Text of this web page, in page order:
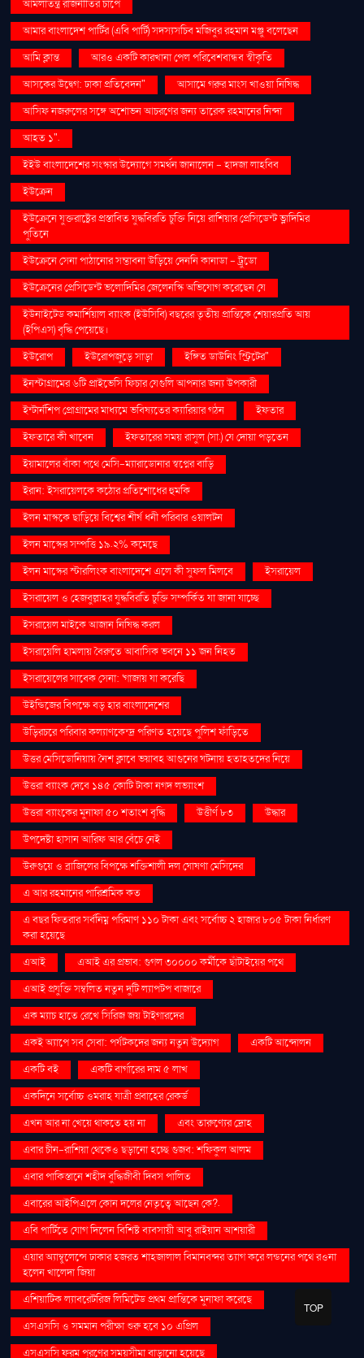
আমলাতন্ত্র রাজনীতির চাপে
আমার বাংলাদেশ পার্টির (এবি পার্টি) সদস্যসচিব মজিবুর রহমান মঞ্জু বলেছেন
আমি ক্লান্ত
আরও একটি কারখানা পেল পরিবেশবান্ধব স্বীকৃতি
আসকের উদ্বেগ: ঢাকা প্রতিবেদন"
আসামে গরুর মাংস খাওয়া নিষিদ্ধ
আসিফ নজরুলের সঙ্গে অশোভন আচরণের জন্য তারেক রহমানের নিন্দা
আহত ১".
ইইউ বাংলাদেশের সংস্কার উদ্যোগে সমর্থন জানালেন - হাদজা লাহবিব
ইউক্রেন
ইউক্রেনে যুক্তরাষ্ট্রের প্রস্তাবিত যুদ্ধবিরতি চুক্তি নিয়ে রাশিয়ার প্রেসিডেন্ট ভ্লাদিমির
পুতিনে
ইউক্রেনে সেনা পাঠানোর সম্ভাবনা উড়িয়ে দেননি কানাডা - ট্রুডো
ইউক্রেনের প্রেসিডেন্ট ভলোদিমির জেলেনস্কি অভিযোগ করেছেন যে
ইউনাইটেড কমার্শিয়াল ব্যাংক (ইউসিবি) বছরের তৃতীয় প্রান্তিকে শেয়ারপ্রতি আয়
(ইপিএস) বৃদ্ধি পেয়েছে।
ইউরোপ
ইউরোপজুড়ে সাড়া
ইঙ্গিত ডাউনিং স্ট্রিটের"
ইনস্টাগ্রামের ৬টি প্রাইভেসি ফিচার যেগুলি আপনার জন্য উপকারী
ইন্টার্নশিপ প্রোগ্রামের মাধ্যমে ভবিষ্যতের ক্যারিয়ার গঠন
ইফতার
ইফতারে কী খাবেন
ইফতারের সময় রাসুল (সা.) যে দোয়া পড়তেন
ইয়ামালের বাঁকা পথে মেসি-ম্যারাডোনার স্বপ্নের বাড়ি
ইরান: ইসরায়েলকে কঠোর প্রতিশোধের হুমকি
ইলন মাস্ককে ছাড়িয়ে বিশ্বের শীর্ষ ধনী পরিবার ওয়ালটন
ইলন মাস্কের সম্পত্তি ১৯.২% কমেছে
ইলন মাস্কের স্টারলিংক বাংলাদেশে এলে কী সুফল মিলবে
ইসরায়েল
ইসরায়েল ও হেজবুল্লাহর যুদ্ধবিরতি চুক্তি সম্পর্কিত যা জানা যাচ্ছে
ইসরায়েল মাইকে আজান নিষিদ্ধ করল
ইসরায়েলি হামলায় বৈরুতে আবাসিক ভবনে ১১ জন নিহত
ইসরায়েলের সাবেক সেনা: 'গাজায় যা করেছি
উইন্ডিজের বিপক্ষে বড় হার বাংলাদেশের
উড়িরচরে পরিবার কল্যাণকেন্দ্র পরিণত হয়েছে পুলিশ ফাঁড়িতে
উত্তর মেসিডোনিয়ায় নৈশ ক্লাবে ভয়াবহ আগুনের ঘটনায় হতাহতদের নিয়ে
উত্তরা ব্যাংক দেবে ১৪৫ কোটি টাকা নগদ লভ্যাংশ
উত্তরা ব্যাংকের মুনাফা ৫০ শতাংশ বৃদ্ধি
উত্তীর্ণ ৮৩
উদ্ধার
উপদেষ্টা হাসান আরিফ আর বেঁচে নেই
উরুগুয়ে ও ব্রাজিলের বিপক্ষে শক্তিশালী দল ঘোষণা মেসিদের
এ আর রহমানের পারিশ্রমিক কত
এ বছর ফিতরার সর্বনিম্ন পরিমাণ ১১০ টাকা এবং সর্বোচ্চ ২ হাজার ৮০৫ টাকা নির্ধারণ
করা হয়েছে
এআই
এআই এর প্রভাব: গুগল ৩০০০০ কর্মীকে ছাঁটাইয়ের পথে
এআই প্রযুক্তি সম্বলিত নতুন দুটি ল্যাপটপ বাজারে
এক ম্যাচ হাতে রেখে সিরিজ জয় টাইগারদের
একই অ্যাপে সব সেবা: পর্যটকদের জন্য নতুন উদ্যোগ
একটি আন্দোলন
একটি বই
একটি বার্গারের দাম ৫ লাখ
একদিনে সর্বোচ্চ ওমরাহ যাত্রী প্রবাহের রেকর্ড
এখন আর না খেয়ে থাকতে হয় না
এবং তারুণ্যের দ্রোহ
এবার চীন-রাশিয়া থেকেও ছড়ানো হচ্ছে গুজব: শফিকুল আলম
এবার পাকিস্তানে শহীদ বুদ্ধিজীবী দিবস পালিত
এবারের আইপিএলে কোন দলের নেতৃত্বে আছেন কে?.
এবি পার্টিতে যোগ দিলেন বিশিষ্ট ব্যবসায়ী আবু রাইয়ান আশয়ারী
এয়ার অ্যাম্বুলেন্সে ঢাকার হজরত শাহজালাল বিমানবন্দর ত্যাগ করে লন্ডনের পথে রওনা
হলেন খালেদা জিয়া
এশিয়াটিক ল্যাবরেটরিজ লিমিটেড প্রথম প্রান্তিকে মুনাফা করেছে
এসএসসি ও সমমান পরীক্ষা শুরু হবে ১০ এপ্রিল
এসএসসি ফরম পূরণের সময়সীমা বাড়ানো হয়েছে
TOP